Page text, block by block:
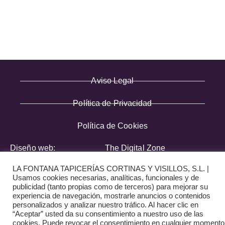
Aviso Legal
Política de Privacidad
Política de Cookies
Diseño web: The Digital Zone
LA FONTANA TAPICERÍAS CORTINAS Y VISILLOS, S.L. |
Usamos cookies necesarias, analíticas, funcionales y de
publicidad (tanto propias como de terceros) para mejorar su
experiencia de navegación, mostrarle anuncios o contenidos
personalizados y analizar nuestro tráfico. Al hacer clic en
“Aceptar” usted da su consentimiento a nuestro uso de las
cookies. Puede revocar el consentimiento en cualquier momento